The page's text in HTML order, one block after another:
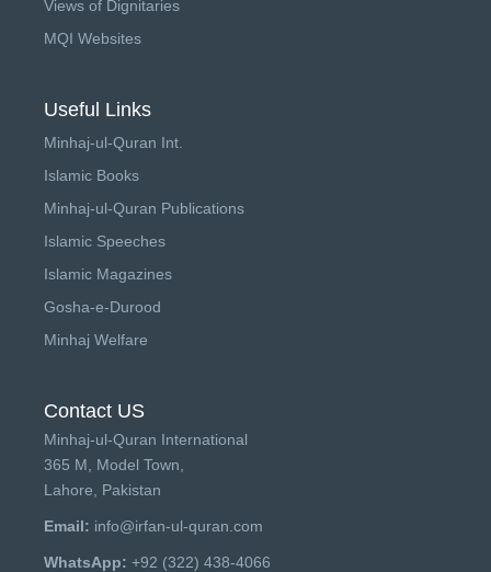
Views of Dignitaries
MQI Websites
Useful Links
Minhaj-ul-Quran Int.
Islamic Books
Minhaj-ul-Quran Publications
Islamic Speeches
Islamic Magazines
Gosha-e-Durood
Minhaj Welfare
Contact US
Minhaj-ul-Quran International
365 M, Model Town,
Lahore, Pakistan
Email: info@irfan-ul-quran.com
WhatsApp: +92 (322) 438-4066